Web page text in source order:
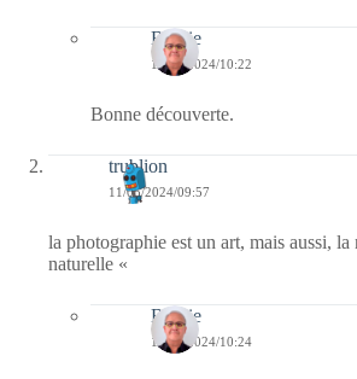
Bernie
14/05/2024/10:22
Bonne découverte.
trublion
11/05/2024/09:57
la photographie est un art, mais aussi, la
naturelle «
Bernie
14/05/2024/10:24